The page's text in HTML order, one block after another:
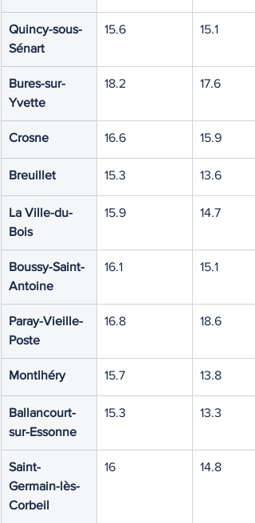
Quincy-sous-
Sénart
15.6 15.1
Bures-sur-
Yvette
18.2 17.6
Crosne 16.6 15.9
Breuillet 15.3 13.6
La Ville-du-
Bois
15.9 14.7
Boussy-Saint-
Antoine
16.1 15.1
Paray-Vieille-
Poste
16.8 18.6
Montlhéry 15.7 13.8
Ballancourt-
sur-Essonne
15.3 13.3
Saint-
Germain-lès-
Corbeil
16 14.8